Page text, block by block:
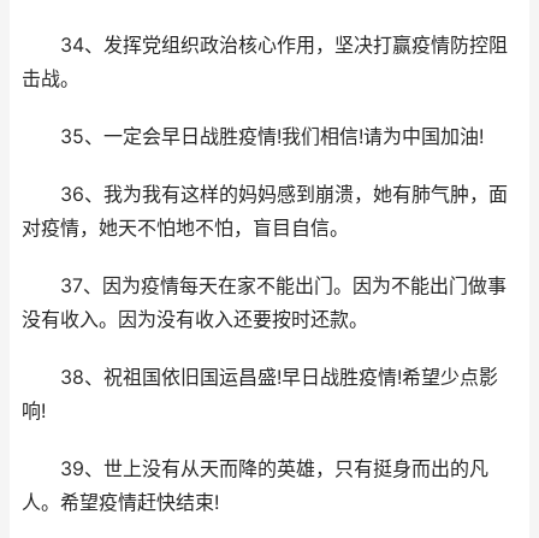
34、发挥党组织政治核心作用，坚决打赢疫情防控阻
击战。
35、一定会早日战胜疫情!我们相信!请为中国加油!
36、我为我有这样的妈妈感到崩溃，她有肺气肿，面
对疫情，她天不怕地不怕，盲目自信。
37、因为疫情每天在家不能出门。因为不能出门做事
没有收入。因为没有收入还要按时还款。
38、祝祖国依旧国运昌盛!早日战胜疫情!希望少点影
响!
39、世上没有从天而降的英雄，只有挺身而出的凡
人。希望疫情赶快结束!